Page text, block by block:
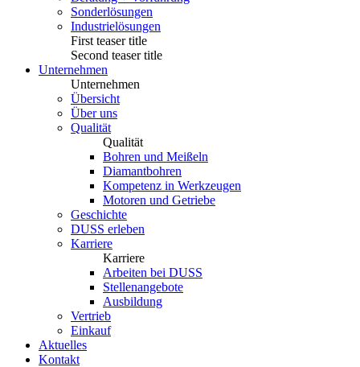
Sonderlösungen
Industrielösungen
First teaser title
Second teaser title
Unternehmen
Unternehmen
Übersicht
Über uns
Qualität
Qualität
Bohren und Meißeln
Diamantbohren
Kompetenz in Werkzeugen
Motoren und Getriebe
Geschichte
DUSS erleben
Karriere
Karriere
Arbeiten bei DUSS
Stellenangebote
Ausbildung
Vertrieb
Einkauf
Aktuelles
Kontakt